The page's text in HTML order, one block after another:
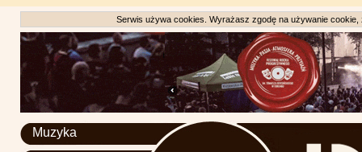
Serwis używa cookies. Wyrażasz zgodę na używanie
Muzyka